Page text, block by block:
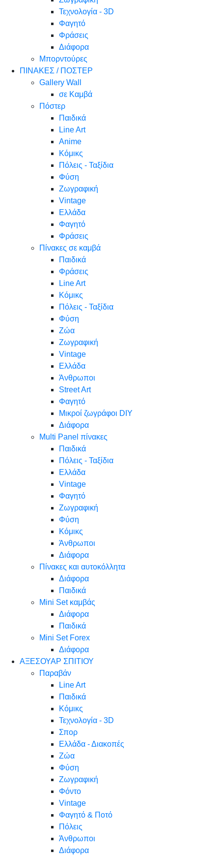
Τεχνολογία - 3D
Φαγητό
Φράσεις
Διάφορα
Μπορντούρες
ΠΙΝΑΚΕΣ / ΠΟΣΤΕΡ
Gallery Wall
σε Καμβά
Πόστερ
Παιδικά
Line Art
Anime
Κόμικς
Πόλεις - Ταξίδια
Φύση
Ζωγραφική
Vintage
Ελλάδα
Φαγητό
Φράσεις
Πίνακες σε καμβά
Παιδικά
Φράσεις
Line Art
Κόμικς
Πόλεις - Ταξίδια
Φύση
Ζώα
Ζωγραφική
Vintage
Ελλάδα
Άνθρωποι
Street Art
Φαγητό
Μικροί ζωγράφοι DIY
Διάφορα
Multi Panel πίνακες
Παιδικά
Πόλεις - Ταξίδια
Ελλάδα
Vintage
Φαγητό
Ζωγραφική
Φύση
Κόμικς
Άνθρωποι
Διάφορα
Πίνακες και αυτοκόλλητα
Διάφορα
Παιδικά
Mini Set καμβάς
Διάφορα
Παιδικά
Mini Set Forex
Διάφορα
ΑΞΕΣΟΥΑΡ ΣΠΙΤΙΟΥ
Παραβάν
Line Art
Παιδικά
Κόμικς
Τεχνολογία - 3D
Σπορ
Ελλάδα - Διακοπές
Ζώα
Φύση
Ζωγραφική
Φόντο
Vintage
Φαγητό & Ποτό
Πόλεις
Άνθρωποι
Διάφορα